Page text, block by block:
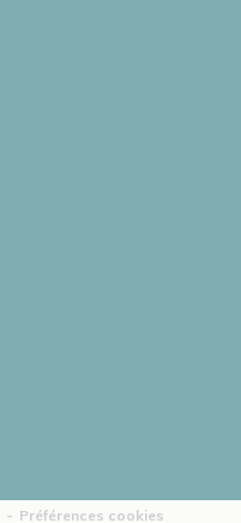
Préférences cookies